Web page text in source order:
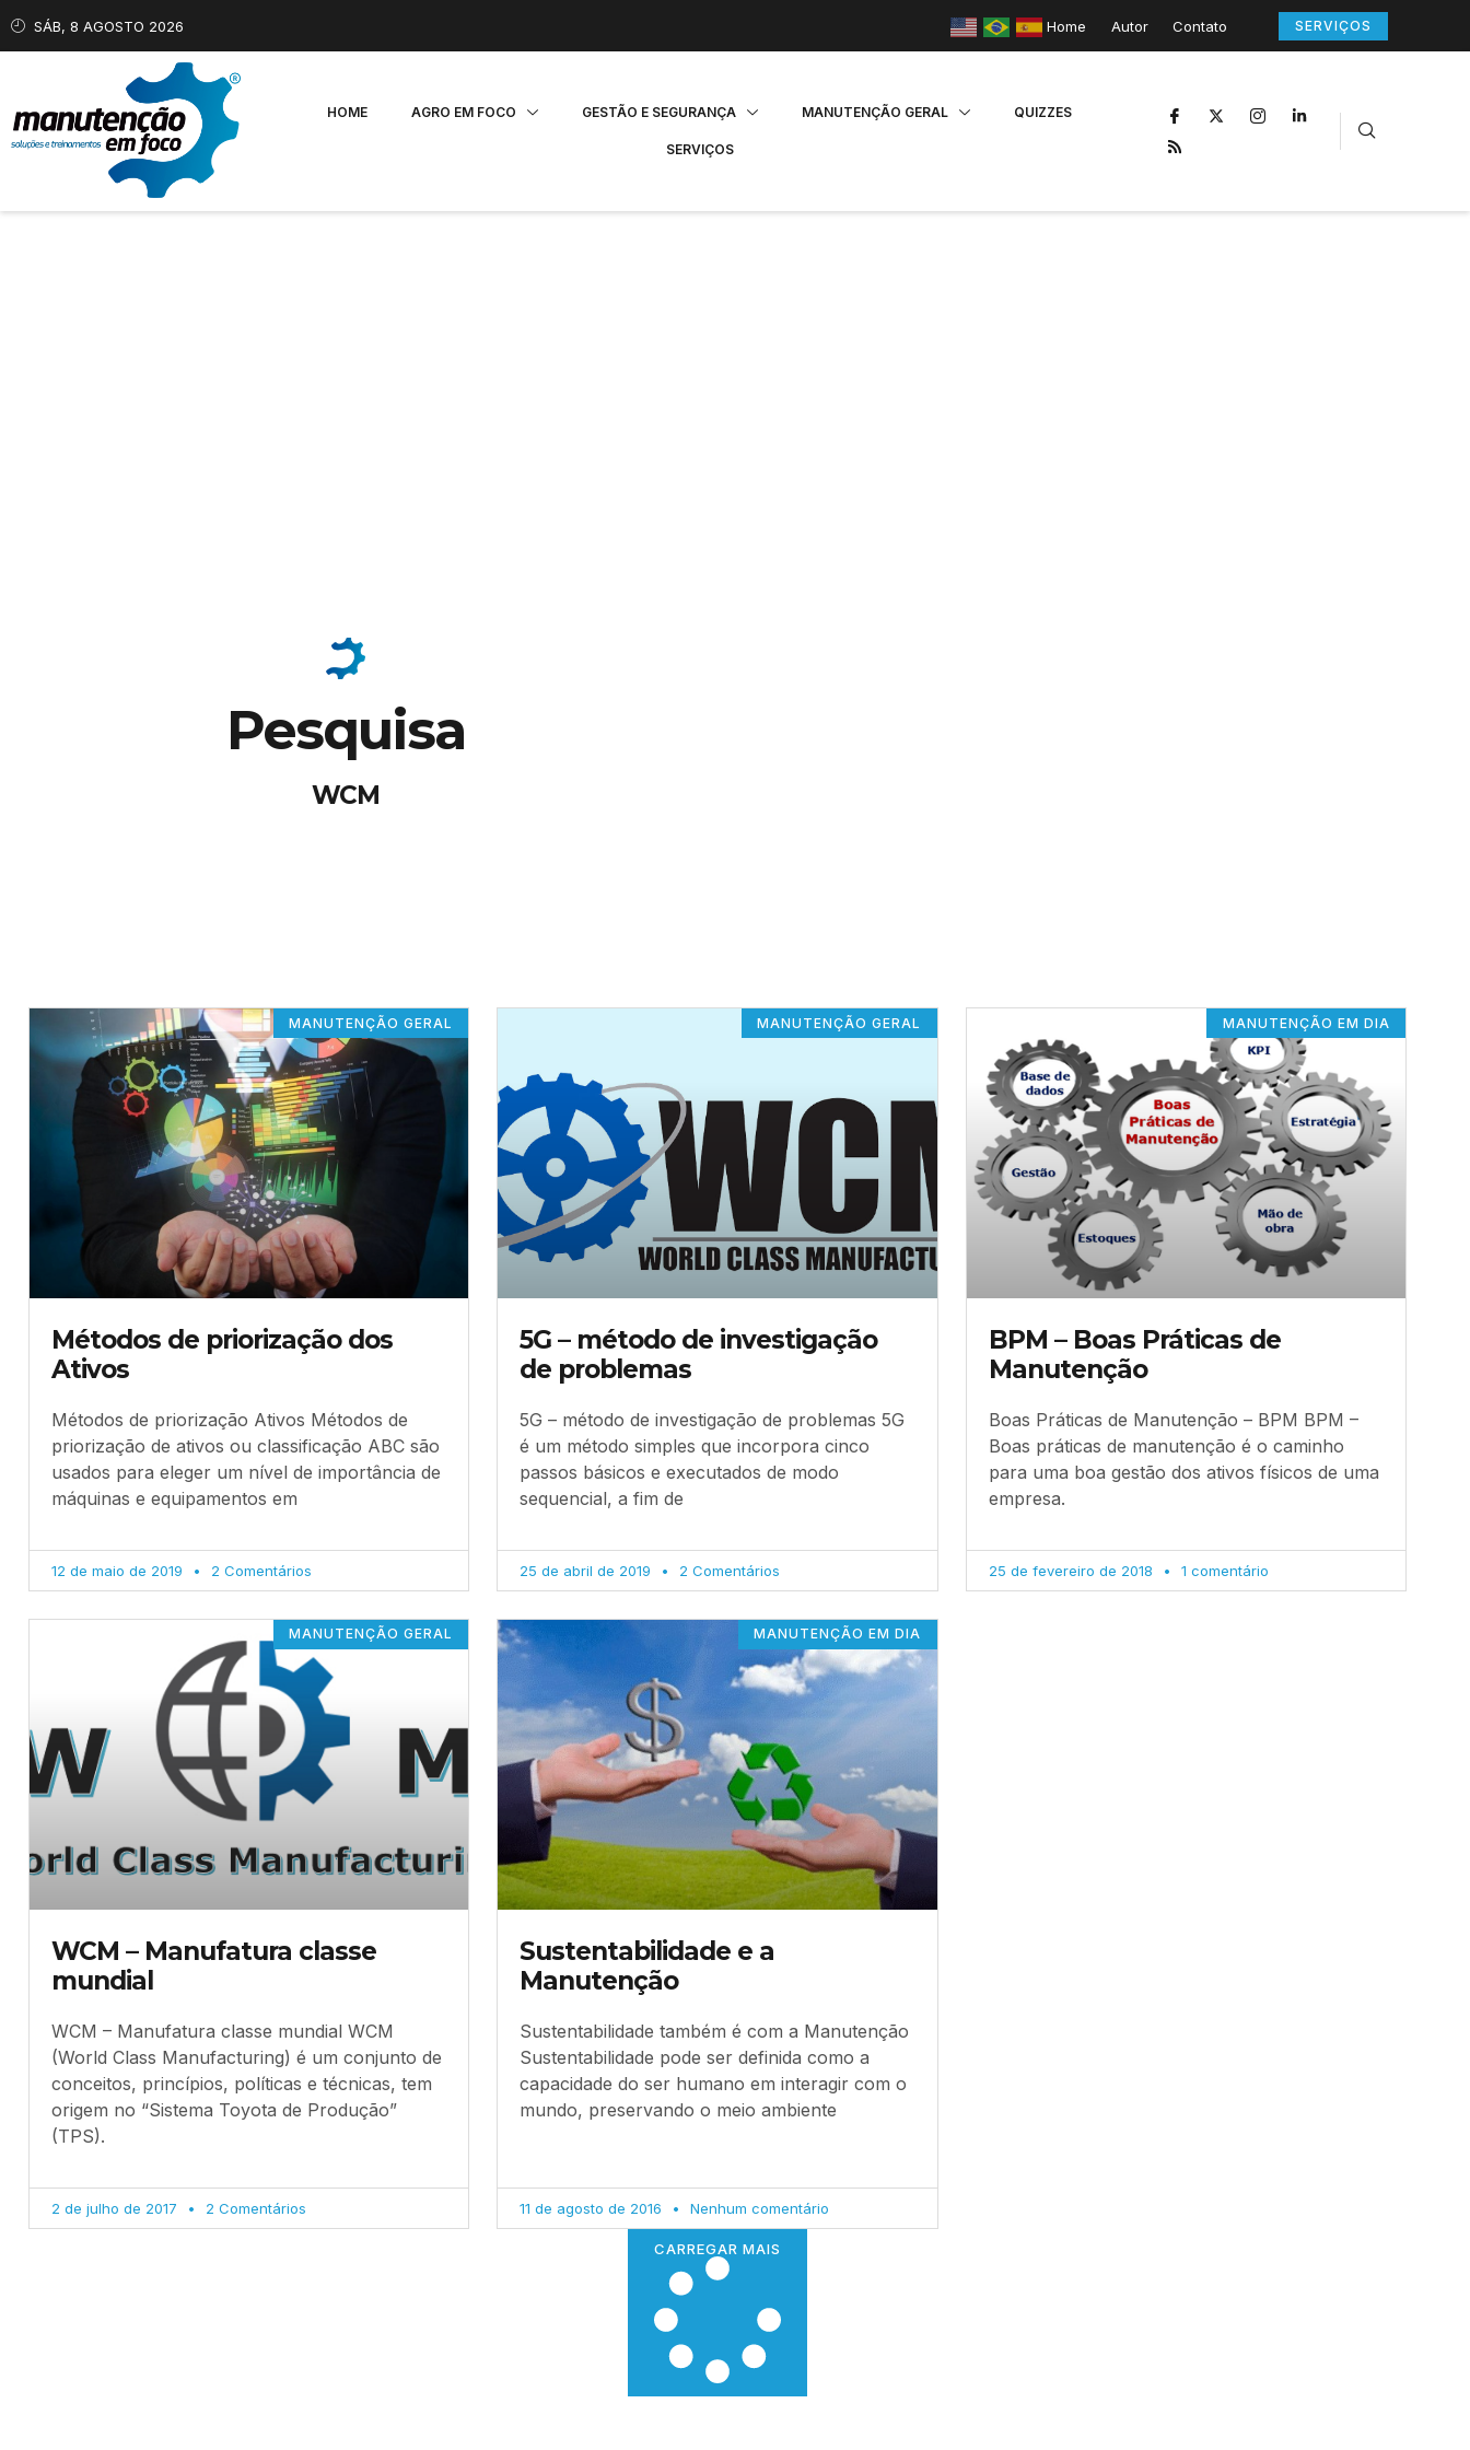
SÁB, 8 AGOSTO 2026 Home Autor Contato SERVIÇOS
HOME AGRO EM FOCO GESTÃO E SEGURANÇA MANUTENÇÃO GERAL QUIZZES
SERVIÇOS
Pesquisa
WCM
MANUTENÇÃO GERAL
Métodos de priorização dos
Ativos
Métodos de priorização Ativos Métodos de
priorização de ativos ou classificação ABC são
usados para eleger um nível de importância de
máquinas e equipamentos em
12 de maio de 2019 2 Comentários
MANUTENÇÃO GERAL
5G – método de investigação
de problemas
5G – método de investigação de problemas 5G
é um método simples que incorpora cinco
passos básicos e executados de modo
sequencial, a fim de
25 de abril de 2019 2 Comentários
MANUTENÇÃO EM DIA
BPM – Boas Práticas de
Manutenção
Boas Práticas de Manutenção – BPM BPM –
Boas práticas de manutenção é o caminho
para uma boa gestão dos ativos físicos de uma
empresa.
25 de fevereiro de 2018 1 comentário
MANUTENÇÃO GERAL
WCM – Manufatura classe
mundial
WCM – Manufatura classe mundial WCM
(World Class Manufacturing) é um conjunto de
conceitos, princípios, políticas e técnicas, tem
origem no “Sistema Toyota de Produção”
(TPS).
2 de julho de 2017 2 Comentários
MANUTENÇÃO EM DIA
Sustentabilidade e a
Manutenção
Sustentabilidade também é com a Manutenção
Sustentabilidade pode ser definida como a
capacidade do ser humano em interagir com o
mundo, preservando o meio ambiente
11 de agosto de 2016 Nenhum comentário
CARREGAR MAIS